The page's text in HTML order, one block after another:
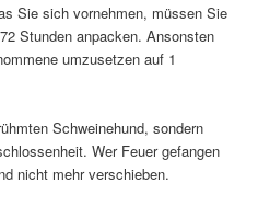
Sie sich vornehmen, müssen Sie
Stunden anpacken. Ansonsten
umzusetzen auf 1
Schweinehund, sondern
Wer Feuer gefangen
nicht mehr verschieben.